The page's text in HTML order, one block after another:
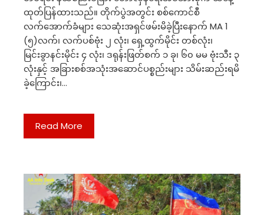
ထုတ်ပြန်ထားသည်။ တိုက်ပွဲအတွင်း စစ်ကောင်စီ
လက်အောက်ခံများ သေဆုံးအရှင်ဖမ်းမိခဲ့ပြီးနောက် MA 1
(၅)လက်၊ လက်ပစ်ဗုံး ၂ လုံး၊ ရှေ့ထွက်မိုင်း တစ်လုံး၊
မြင်းခွာနင်းမိုင်း ၄ လုံး၊ ဒရုန်းဖြတ်စက် ၁ ခု၊ ၆၀ မမ ဗုံးသီး ၃
လုံးနှင့် အခြားစစ်အသုံးအဆောင်ပစ္စည်းများ သိမ်းဆည်းရမိ
ခဲ့ကြောင်း၊…
Read More